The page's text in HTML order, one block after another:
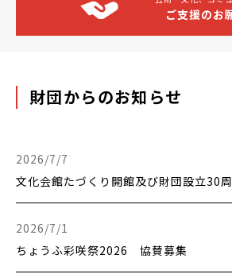
ご支援のお
財団からのお知らせ
更新日時：
2026/7/7
更新日時：
2026/7/1
ちょうふ彩咲祭2026 協賛募集